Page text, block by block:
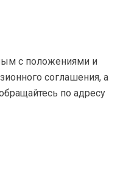
с положениями и
соглашения, а
по адресу